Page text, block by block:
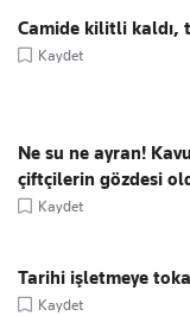
Camide kilitli kaldı,
Kaydet
Ne su ne ayran!
çiftçilerin gözdesi
Kaydet
Tarihi işletmeye
Kaydet